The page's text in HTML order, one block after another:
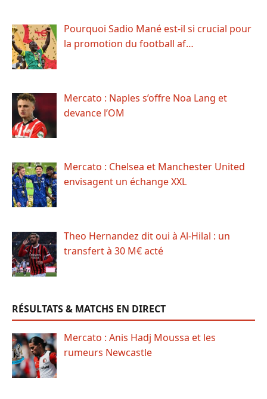
Pourquoi Sadio Mané est-il si crucial pour
la promotion du football af…
Mercato : Naples s’offre Noa Lang et
devance l’OM
Mercato : Chelsea et Manchester United
envisagent un échange XXL
Theo Hernandez dit oui à Al-Hilal : un
transfert à 30 M€ acté
RÉSULTATS & MATCHS EN DIRECT
Mercato : Anis Hadj Moussa et les
rumeurs Newcastle